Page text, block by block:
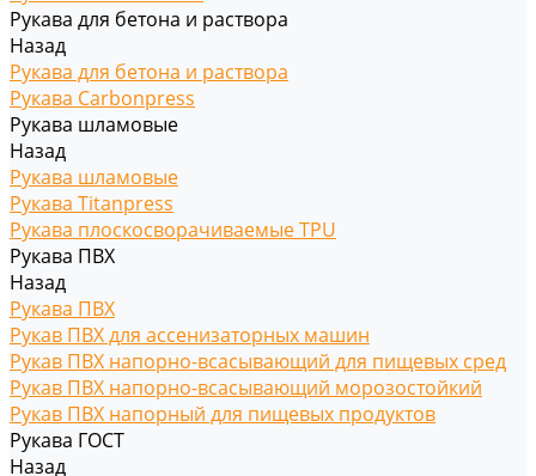
Рукава для бетона и раствора
Назад
Рукава для бетона и раствора
Рукава Carbonpress
Рукава шламовые
Назад
Рукава шламовые
Рукава Titanpress
Рукава плоскосворачиваемые TPU
Рукава ПВХ
Назад
Рукава ПВХ
Рукав ПВХ для ассенизаторных машин
Рукав ПВХ напорно-всасывающий для пищевых сред
Рукав ПВХ напорно-всасывающий морозостойкий
Рукав ПВХ напорный для пищевых продуктов
Рукава ГОСТ
Назад